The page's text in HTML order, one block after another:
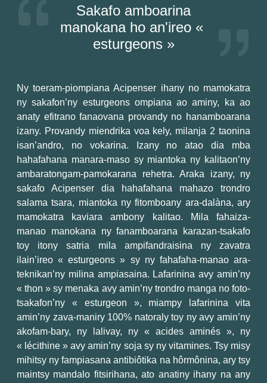
Sakafo amboarina
manokana ho an'ireo «
esturgeons »
Ny toeram-piompiana Acipenser ihany no mamokatra
ny sakafon’ny esturgeons ompiana ao aminy, ka ao
anaty efitrano fanaovana provandy no hanamboarana
izany. Provandy miendrika voa kely, milanja 2 taonina
isan’andro, no vokarina. Izany no atao dia mba
hahafahana manara-maso sy miantoka ny kalitaon’ny
ambaratongam-pamokarana rehetra. Araka izany, ny
sakafo Acipenser dia hahafahana mahazo trondro
salama tsara, miantoka ny fitomboany ara-dalàna, ary
mamokatra kaviara ambony kalitao. Mila fahaiza-
manao manokana ny fanamboarana karazan-tsakafo
toy itony satria mila ampifandraisina ny zavatra
ilain’ireo « esturgeons » sy ny fahafaha-manao ara-
teknikan’ny milina ampiasaina. Lafarinina avy amin’ny
« thon » sy menaka avy amin’ny trondro manga no foto-
tsakafon’ny « esturgeon », miampy lafarinina vita
amin’ny zava-maniry 100% natoraly toy ny avy amin’ny
akofam-bary, ny lalivay, ny « acides aminés », ny
« lécithine » avy amin’ny soja sy ny vitamines. Tsy misy
mihitsy ny fampiasana antibiôtika na hôrmônina, ary tsy
maintsy mandalo fitsirihana, ato anatiny ihany na any